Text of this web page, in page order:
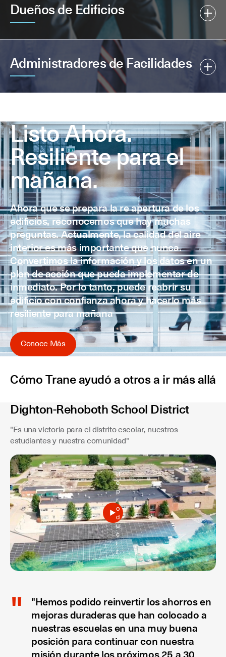
Dueños de Edificios
Administradores de Facilidades
Listo Ahora.
Resiliente para el
mañana.
Ahora que se prepara la re apertura de los
edificios, reconocemos que hay muchas
preguntas. Actualmente, la calidad del aire
interior es más importante que nunca.
Convertimos la información y los datos en un
plan de acción que pueda implementar de
inmediato. Por lo tanto, puede reabrir su
edificio con confianza ahora y hacerlo más
resiliente para mañana
Conoce Más
Cómo Trane ayudó a otros a ir más allá
Dighton-Rehoboth School District
"Es una victoria para el distrito escolar, nuestros
estudiantes y nuestra comunidad"
R
e
p
r
o
d
u
c
i
r
"Hemos podido reinvertir los ahorros en
mejoras duraderas que han colocado a
nuestras escuelas en una muy buena
posición para continuar con nuestra
misión durante los próximos 25 a 30